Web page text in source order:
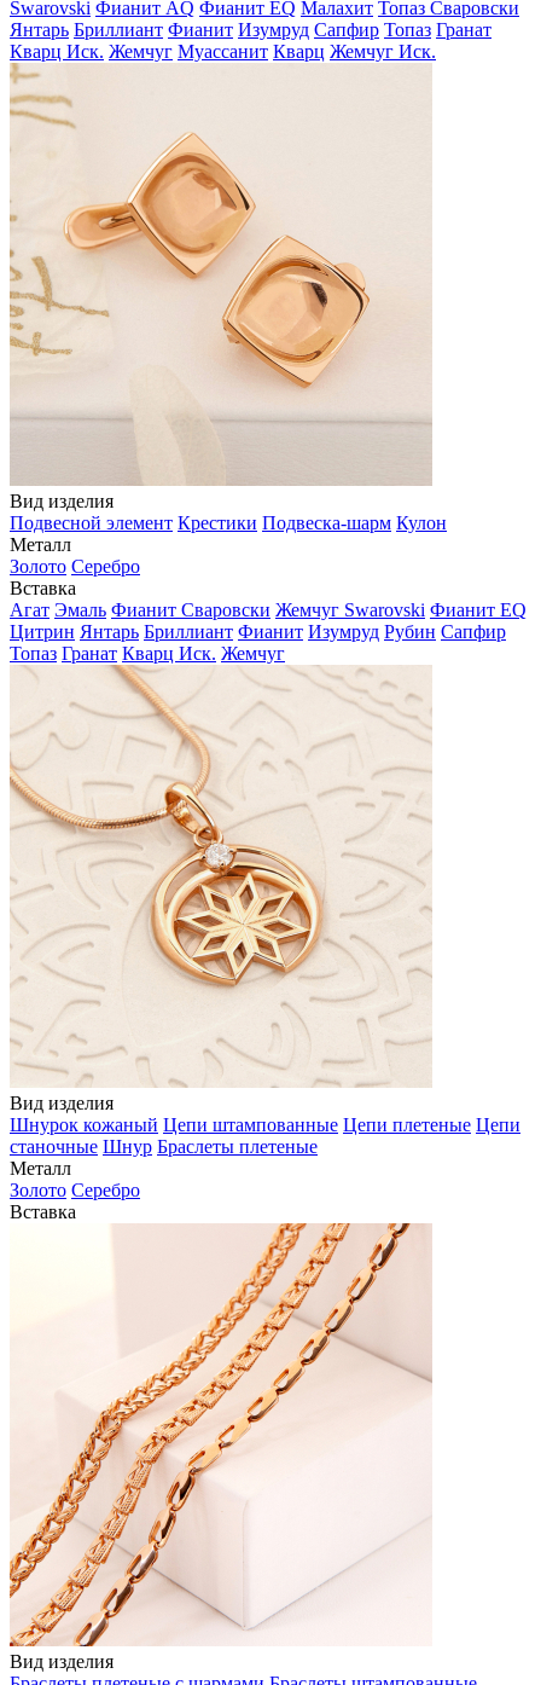
Swarovski Фианит AQ Фианит EQ Малахит Топаз Сваровски
Янтарь Бриллиант Фианит Изумруд Сапфир Топаз Гранат
Кварц Иск. Жемчуг Муассанит Кварц Жемчуг Иск.
Вид изделия
Подвесной элемент Крестики Подвеска-шарм Кулон
Металл
Золото Серебро
Вставка
Агат Эмаль Фианит Сваровски Жемчуг Swarovski Фианит EQ
Цитрин Янтарь Бриллиант Фианит Изумруд Рубин Сапфир
Топаз Гранат Кварц Иск. Жемчуг
Вид изделия
Шнурок кожаный Цепи штампованные Цепи плетеные Цепи
станочные Шнур Браслеты плетеные
Металл
Золото Серебро
Вставка
Вид изделия